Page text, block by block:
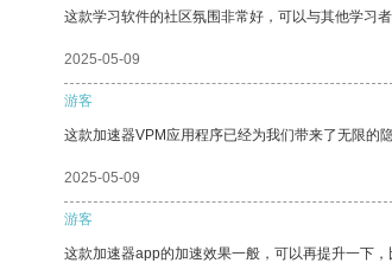
这款学习软件的社区氛围非常好，可以与其他学习者
2025-05-09
游客
这款加速器VPM应用程序已经为我们带来了无限的
2025-05-09
游客
这款加速器app的加速效果一般，可以再提升一下，